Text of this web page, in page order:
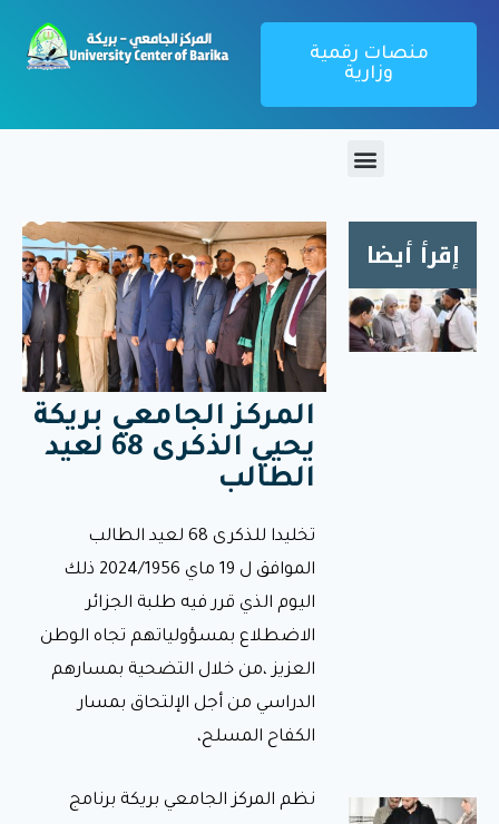
منصات رقمية
وزارية
إقرأ أيضا
زيارة
ميدانية
لمطعم
الإقامة
الجامعية
1000
سرير
لمراقبة
وجبة
الإفطار
في إطار
الإطعام
مستوى
الجامعية،
تدشين
المركز الجامعي بريكة
يحيي الذكرى 68 لعيد
الطالب
تخليدا للذكرى 68 لعيد الطالب
الموافق ل 19 ماي 2024/1956 ذلك
اليوم الذي قرر فيه طلبة الجزائر
الاضطلاع بمسؤولياتهم تجاه الوطن
العزيز ،من خلال التضحية بمسارهم
الدراسي من أجل الإلتحاق بمسار
الكفاح المسلح،
نظم المركز الجامعي بريكة برنامج